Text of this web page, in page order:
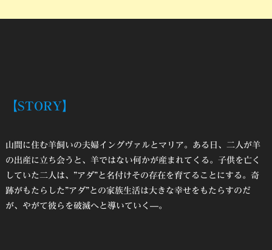
【STORY】
山間に住む羊飼いの夫婦イングヴァルとマリア。ある日、二人が羊
の出産に立ち会うと、羊ではない何かが産まれてくる。子供を亡く
していた二人は、”アダ”と名付けその存在を育てることにする。奇
跡がもたらした”アダ”との家族生活は大きな幸せをもたらすのだ
が、やがて彼らを破滅へと導いていく—。